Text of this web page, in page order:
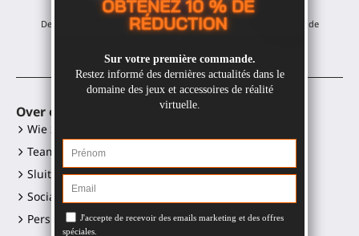
één e-mail per maand! U kunt zich op elk moment afmelden.
De korting geldt voor al onze producten, met uitzondering van de
Over ons
Wie zijn wij?
Team
Sluit je aan
Sociale media links
Perskit en logo's
VR-toebehoren
Gunstock ProVolver
ProStraps sleeves